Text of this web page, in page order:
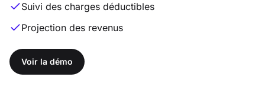
Suivi des charges déductibles
Projection des revenus
Voir la démo